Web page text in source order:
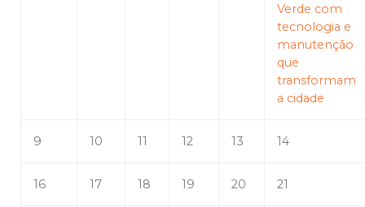
Verde com
tecnologia e
manutenção
que
transformam
a cidade
9 10 11 12 13 14
16 17 18 19 20 21